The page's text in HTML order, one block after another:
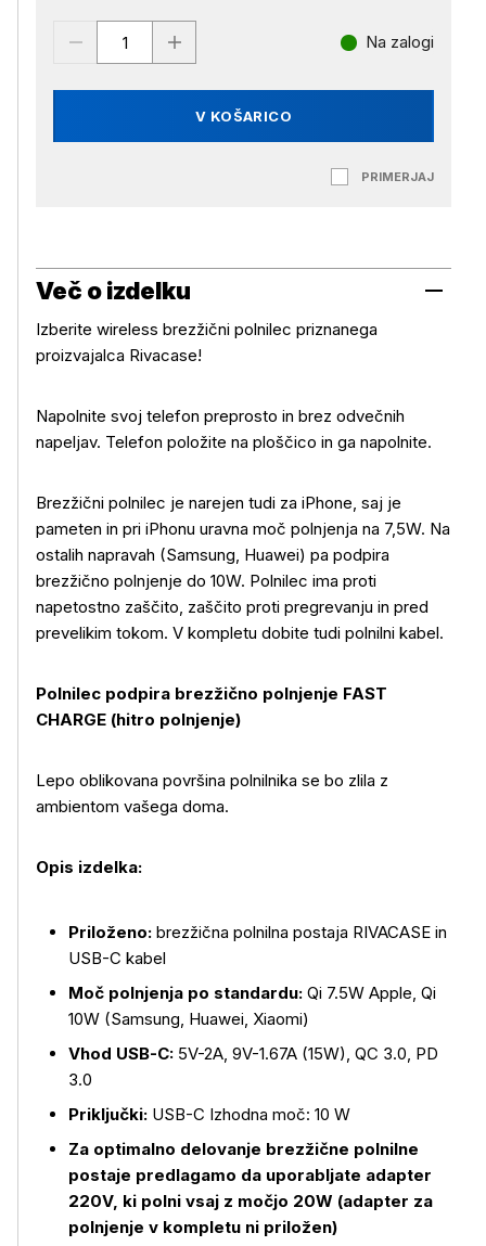
V KOŠARICO
Na zalogi
PRIMERJAJ
Več o izdelku
Več o izdelku
Izberite wireless brezžični polnilec priznanega
proizvajalca Rivacase!
Napolnite svoj telefon preprosto in brez odvečnih
napeljav. Telefon položite na ploščico in ga napolnite.
Brezžični polnilec je narejen tudi za iPhone, saj je
pameten in pri iPhonu uravna moč polnjenja na 7,5W. Na
ostalih napravah (Samsung, Huawei) pa podpira
brezžično polnjenje do 10W. Polnilec ima proti
napetostno zaščito, zaščito proti pregrevanju in pred
prevelikim tokom. V kompletu dobite tudi polnilni kabel.
Polnilec podpira brezžično polnjenje FAST
CHARGE (hitro polnjenje)
Lepo oblikovana površina polnilnika se bo zlila z
ambientom vašega doma.
Opis izdelka:
Priloženo: brezžična polnilna postaja RIVACASE in
USB-C kabel
Moč polnjenja po standardu: Qi 7.5W Apple, Qi
10W (Samsung, Huawei, Xiaomi)
Vhod USB-C: 5V-2A, 9V-1.67A (15W), QC 3.0, PD
3.0
Priključki: USB-C Izhodna moč: 10 W
Za optimalno delovanje brezžične polnilne
postaje predlagamo da uporabljate adapter
220V, ki polni vsaj z močjo 20W (adapter za
polnjenje v kompletu ni priložen)